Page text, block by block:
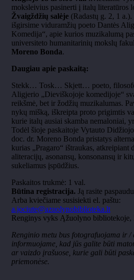
moksleivius pasinerti į italų literatūros
Žvaigždžių salėje (Radastų g. 2, 1
išgirsime viduramžių poeto Dantės
Komedija“, apie kurios muzikalumą
universiteto humanitarinių mokslų
Moreno Bonda.
Daugiau apie paskaitą:
Stekk… Tosk… Skjett… poeto,
Aligjerio „Dieviškojoje komedijoje“
reikšmė, bet ir žodžių muzikalumas.
nykų mišką, iškreipta proto prigimtis
kurie italų ausiai skamba nemaloniai,
Todėl šioje paskaitoje Vytauto
doc. dr. Moreno Bonda pristatys
kurias „Pragaro“ ištraukas, atkreipiant
aliteracijų, asonansų, konsonansų ir
sukeliamus įspūdžius.
Paskaitos trukmė: 1 val.
Būtina registracija. Ją rasite
Arba kviečiame susisiekti el. paštu:
a.jociute@azuolynobiblioteka.lt
Renginys vyks Ąžuolyno bibliotekoje,
Renginio metu bus fotografuojama ir
informuojame, kad jūs galite būti
ar vaizdo įrašuose, kurie gali būti
priemonėse.